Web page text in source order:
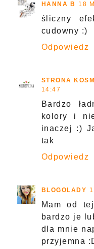
HANNA B 18
śliczny
cudowny :)
Odpowiedz
STRONA
14:47
Bardzo
kolory i
inaczej :)
tak
Odpowiedz
BLOGOLADY
Mam od
bardzo je
dla mnie
przyjemna